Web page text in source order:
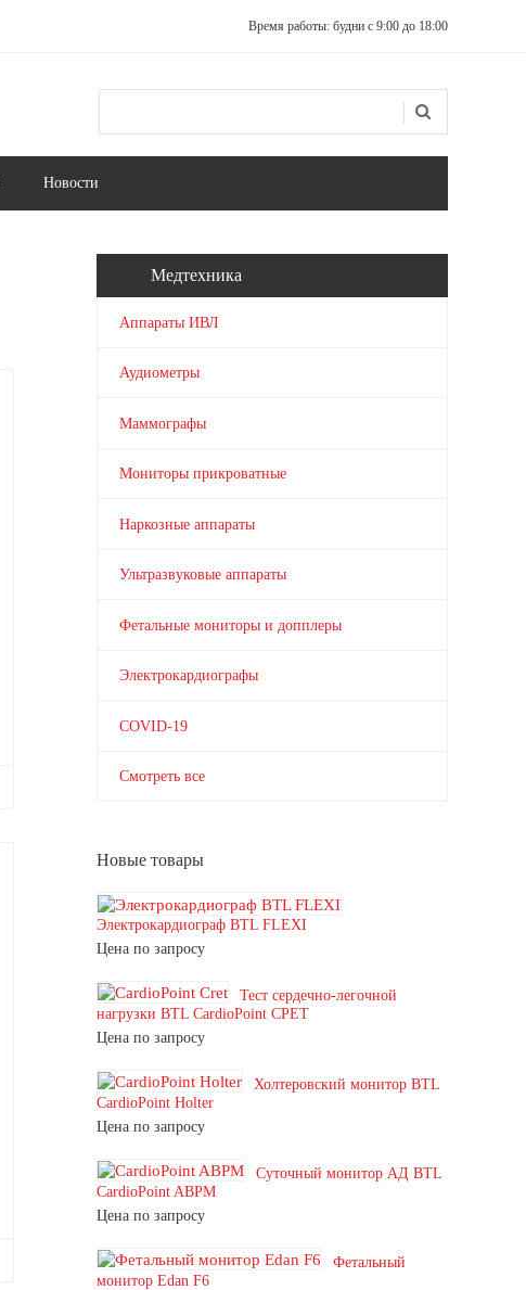
Время работы: будни с 9:00 до 18:00
Новости
Медтехника
Аппараты ИВЛ
Аудиометры
Маммографы
Мониторы прикроватные
Наркозные аппараты
Ультразвуковые аппараты
Фетальные мониторы и допплеры
Электрокардиографы
COVID-19
Смотреть все
Новые товары
Электрокардиограф BTL FLEXI
Цена по запросу
Тест сердечно-легочной
нагрузки BTL CardioPoint CPET
Цена по запросу
Холтеровский монитор BTL
CardioPoint Holter
Цена по запросу
Суточный монитор АД BTL
CardioPoint ABPM
Цена по запросу
Фетальный
монитор Edan F6